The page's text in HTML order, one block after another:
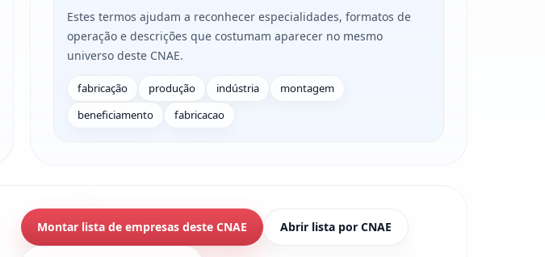
Estes termos ajudam a reconhecer especialidades, formatos de
operação e descrições que costumam aparecer no mesmo
universo deste CNAE.
fabricação produção indústria
montagem
beneficiamento
fabricacao
Montar lista de empresas deste CNAE Abrir lista por CNAE